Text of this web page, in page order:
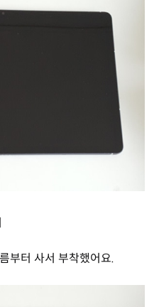
부터 사서 부착했어요.